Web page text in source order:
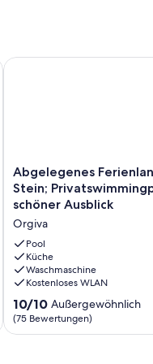
Großer Garten
Abgelegenes
Ferienlandhaus
aus
Stein;
Privatswimmingpool;
schöner
Ausblick
Orgiva
Abgelegenes
Stein;
schöner Ausblick
Orgiva
Pool
Küche
Waschmaschine
Kostenloses WLAN
10.0
von
10,
10/10 Außergewöhnlich
(75 Bewertungen)
Abgelegenes